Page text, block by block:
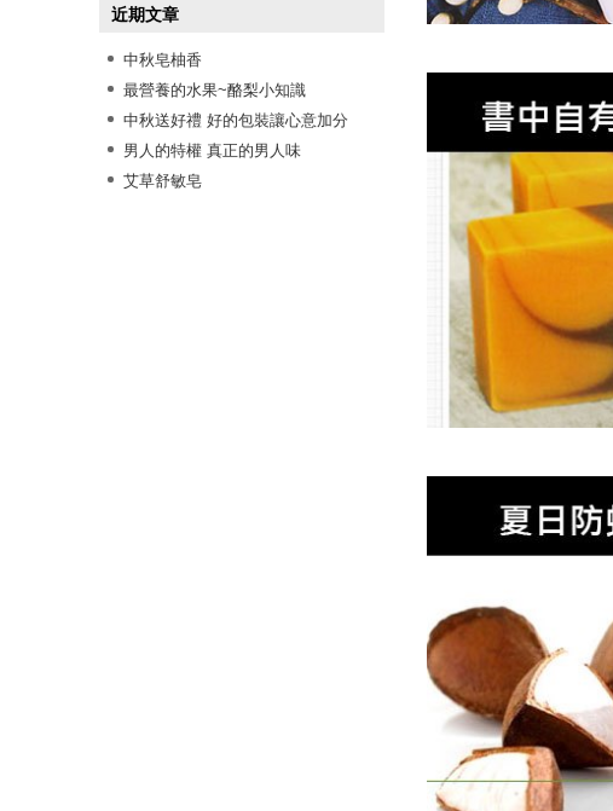
近期文章
中秋皂柚香
最營養的水果~酪梨小知識
中秋送好禮 好的包裝讓心意加分
男人的特權 真正的男人味
艾草舒敏皂